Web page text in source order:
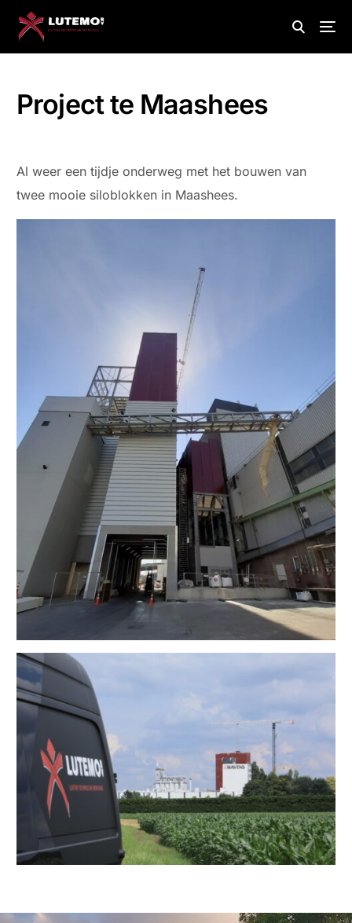
Project te Maashees
Al weer een tijdje onderweg met het bouwen van
twee mooie siloblokken in Maashees.